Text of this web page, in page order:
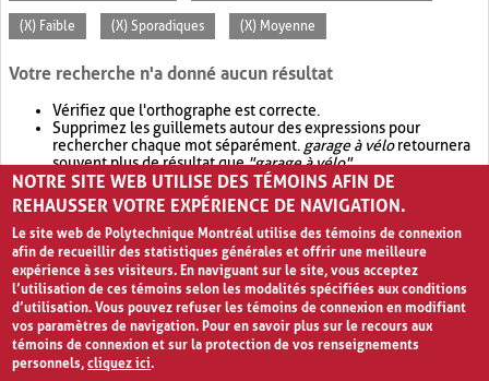
(X) Faible (X) Sporadiques (X) Moyenne
Votre recherche n'a donné aucun résultat
Vérifiez que l'orthographe est correcte.
Supprimez les guillemets autour des expressions pour
rechercher chaque mot séparément. garage à véloretournera
souvent plus de résultat que"garage à vélo".
Envisagez d'élargir votre recherche avec OR.garage OR vélo
retournera souvent plus de résultat quegarage à vélo
NOTRE SITE WEB UTILISE DES TÉMOINS AFIN DE
REHAUSSER VOTRE EXPÉRIENCE DE NAVIGATION.
Le site web de Polytechnique Montréal utilise des témoins de connexion
afin de recueillir des statistiques générales et offrir une meilleure
expérience à ses visiteurs. En naviguant sur le site, vous acceptez
l’utilisation de ces témoins selon les modalités spécifiées aux conditions
d’utilisation. Vous pouvez refuser les témoins de connexion en modifiant
vos paramètres de navigation. Pour en savoir plus sur le recours aux
témoins de connexion et sur la protection de vos renseignements
personnels,cliquez ici.